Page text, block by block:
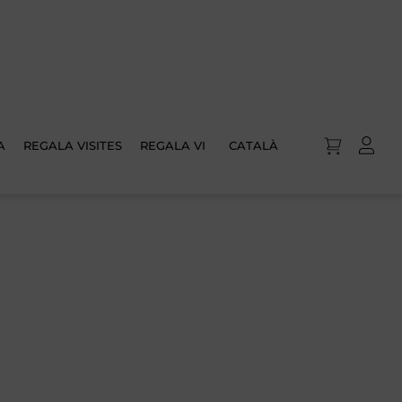
REGALA VISITES REGALA VI CATALÀ